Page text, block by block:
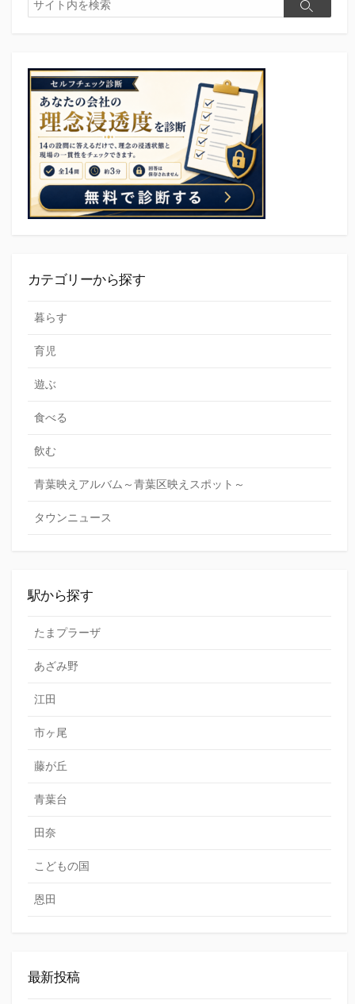
ゲ
シ
索
検
カテゴリーから探す
暮らす
育児
遊ぶ
食べる
飲む
青葉映えアルバム～青葉区映えスポット～
タウンニュース
駅から探す
たまプラーザ
あざみ野
江田
市ヶ尾
藤が丘
青葉台
田奈
こどもの国
恩田
最新投稿